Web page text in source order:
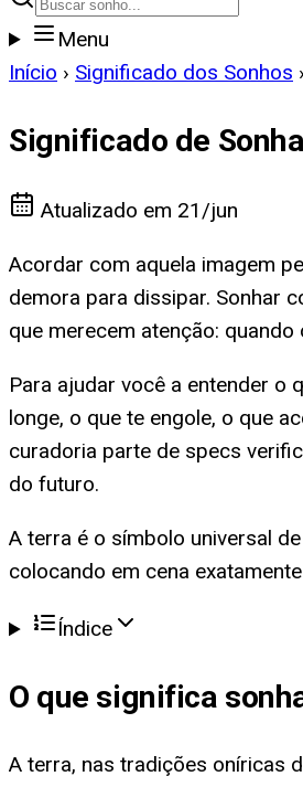
Menu
Início › Significado dos Sonhos ›
Significado de
Atualizado em 21/jun
Acordar com aquela imagem
demora para dissipar. Sonhar
que merecem atenção:
Para ajudar você a entender o
longe, o que te engole, o que
curadoria parte de specs
do futuro.
A terra é o símbolo universal
colocando em cena
Índice
O que significa
A terra, nas tradições oníricas